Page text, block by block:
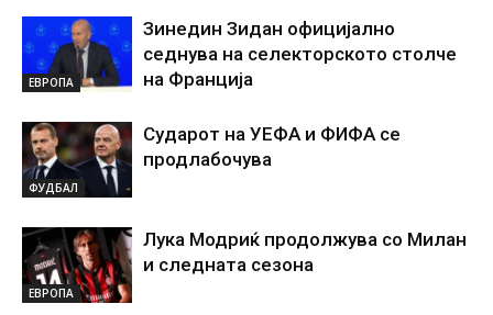
ЕВРОПА
Зинедин Зидан официјално
седнува на селекторското столче
на Франција
ФУДБАЛ
Сударот на УЕФА и ФИФА се
продлабочува
ЕВРОПА
Лука Модриќ продолжува со Милан
и следната сезона